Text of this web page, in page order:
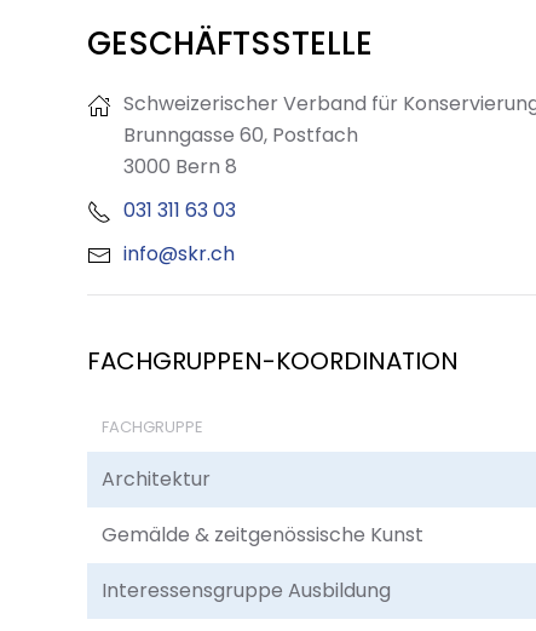
GESCHÄFTSSTELLE
Schweizerischer Verband für
Brunngasse 60, Postfach
3000 Bern 8
031 311 63 03
info@skr.ch
FACHGRUPPEN-KOORDINATION
FACHGRUPPE
Architektur
Gemälde & zeitgenössische Kunst
Interessensgruppe Ausbildung